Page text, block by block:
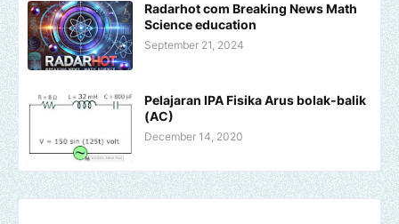
Radarhot com Breaking News Math
Science education
September 21, 2024
Pelajaran IPA Fisika Arus bolak-balik
(AC)
December 14, 2020